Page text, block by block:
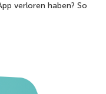
verloren haben? So